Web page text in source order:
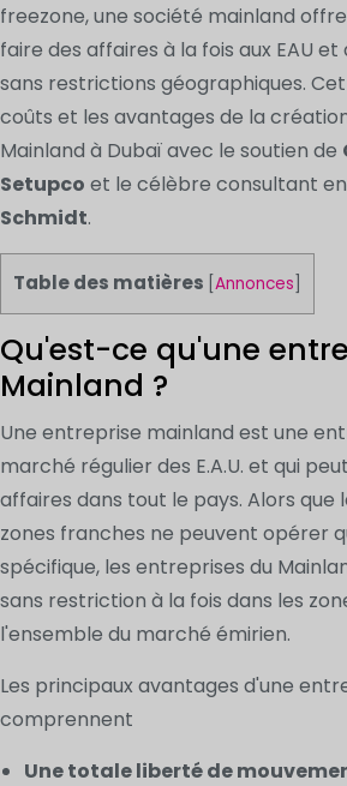
freezone, une société mainland
faire des affaires à la fois aux EAU
sans restrictions géographiques.
coûts et les avantages de la
Mainland à Dubaï avec le soutien de
Setupco et le célèbre consultant
Schmidt.
Table des matières Annonces
Qu'est-ce qu'une
Mainland ?
Une entreprise mainland est une
marché régulier des E.A.U. et qui
affaires dans tout le pays. Alors que
zones franches ne peuvent opérer
spécifique, les entreprises du
sans restriction à la fois dans les
l'ensemble du marché émirien.
Les principaux avantages d'une
comprennent
Une totale liberté de